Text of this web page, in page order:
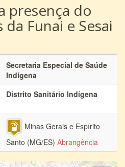
presença do
Funai e Sesai
Secretaria Especial de Saúde
Indígena
Distrito Sanitário Indígena
Minas Gerais e Espírito
Santo (MG/ES) Abrangência